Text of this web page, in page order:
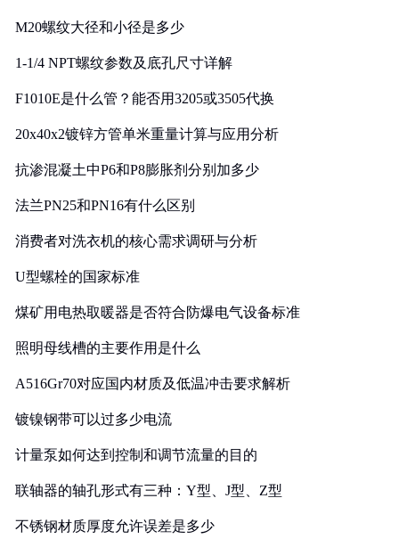
M20螺纹大径和小径是多少
1-1/4 NPT螺纹参数及底孔尺寸详解
F1010E是什么管？能否用3205或3505代换
20x40x2镀锌方管单米重量计算与应用分析
抗渗混凝土中P6和P8膨胀剂分别加多少
法兰PN25和PN16有什么区别
消费者对洗衣机的核心需求调研与分析
U型螺栓的国家标准
煤矿用电热取暖器是否符合防爆电气设备标准
照明母线槽的主要作用是什么
A516Gr70对应国内材质及低温冲击要求解析
镀镍钢带可以过多少电流
计量泵如何达到控制和调节流量的目的
联轴器的轴孔形式有三种：Y型、J型、Z型
不锈钢材质厚度允许误差是多少